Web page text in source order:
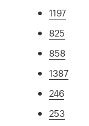
1197
825
858
1387
246
253